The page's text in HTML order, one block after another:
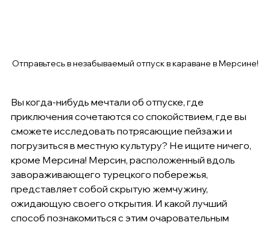
Отправьтесь в незабываемый отпуск в караване в Мерсине!
Вы когда-нибудь мечтали об отпуске, где
приключения сочетаются со спокойствием, где вы
сможете исследовать потрясающие пейзажи и
погрузиться в местную культуру? Не ищите ничего,
кроме Мерсина! Мерсин, расположенный вдоль
завораживающего турецкого побережья,
представляет собой скрытую жемчужину,
ожидающую своего открытия. И какой лучший
способ познакомиться с этим очаровательным